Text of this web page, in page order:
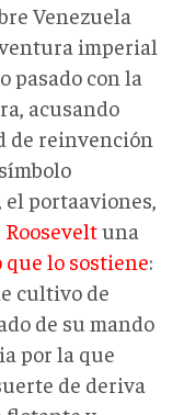
Venezuela
imperial
pasado con la
acusando
de reinvención
portaaviones,
Rooseveltuna
que lo sostiene:
cultivo de
de su mando
por la que
de deriva